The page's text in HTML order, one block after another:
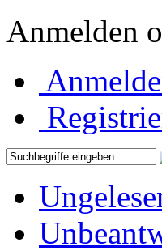
Anmelden